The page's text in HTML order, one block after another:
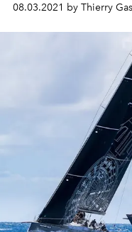
08.03.2021 by Thierry